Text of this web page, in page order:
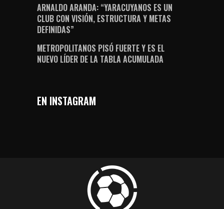
ARNALDO ARANDA: “YARACUYANOS ES UN
CLUB CON VISIÓN, ESTRUCTURA Y METAS
DEFINIDAS”
METROPOLITANOS PISÓ FUERTE Y ES EL
NUEVO LÍDER DE LA TABLA ACUMULADA
EN INSTAGRAM